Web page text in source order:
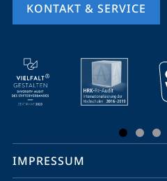
KONTAKT & SERVICE
Mobile-
Service-
Navigation
Social
Media
IMPRESSUM